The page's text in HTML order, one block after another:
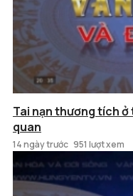
Tai nạn thương tích
quan
14 ngày trước 951 lượt xem